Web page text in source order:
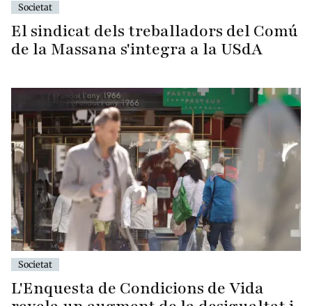
Societat
El sindicat dels treballadors del Comú
de la Massana s'integra a la USdA
Societat
L'Enquesta de Condicions de Vida